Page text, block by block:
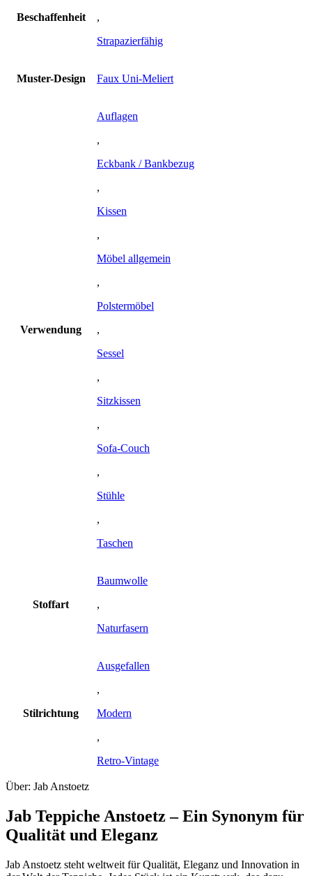
Beschaffenheit
,
Strapazierfähig
Muster-Design Faux Uni-Meliert
Verwendung
Auflagen
,
Eckbank / Bankbezug
,
Kissen
,
Möbel allgemein
,
Polstermöbel
,
Sessel
,
Sitzkissen
,
Sofa-Couch
,
Stühle
,
Taschen
Stoffart
Baumwolle
,
Naturfasern
Stilrichtung
Ausgefallen
,
Modern
,
Retro-Vintage
Über: Jab Anstoetz
Jab Teppiche Anstoetz – Ein Synonym für
Qualität und Eleganz
Jab Anstoetz steht weltweit für Qualität, Eleganz und Innovation in